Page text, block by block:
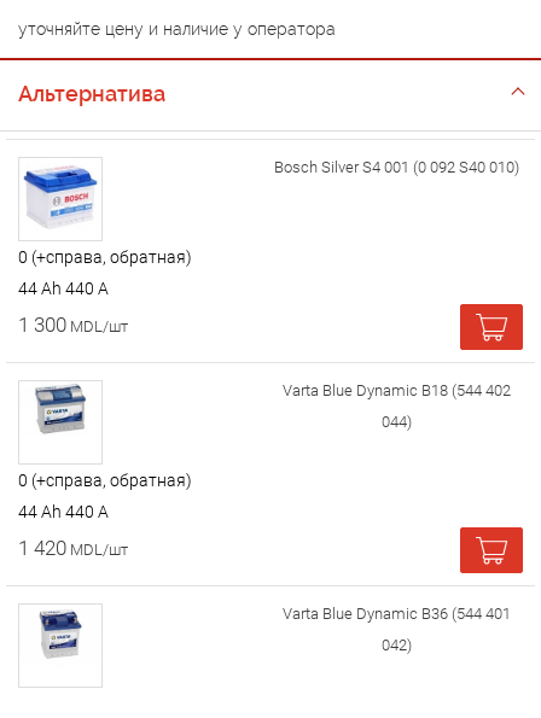
уточняйте цену и наличие у оператора
Альтернатива
Bosch Silver S4 001 (0 092 S40 010)
0 (+справа, обратная)
44 Ah 440 A
1 300 MDL/шт
Varta Blue Dynamic B18 (544 402
044)
0 (+справа, обратная)
44 Ah 440 A
1 420 MDL/шт
Varta Blue Dynamic B36 (544 401
042)